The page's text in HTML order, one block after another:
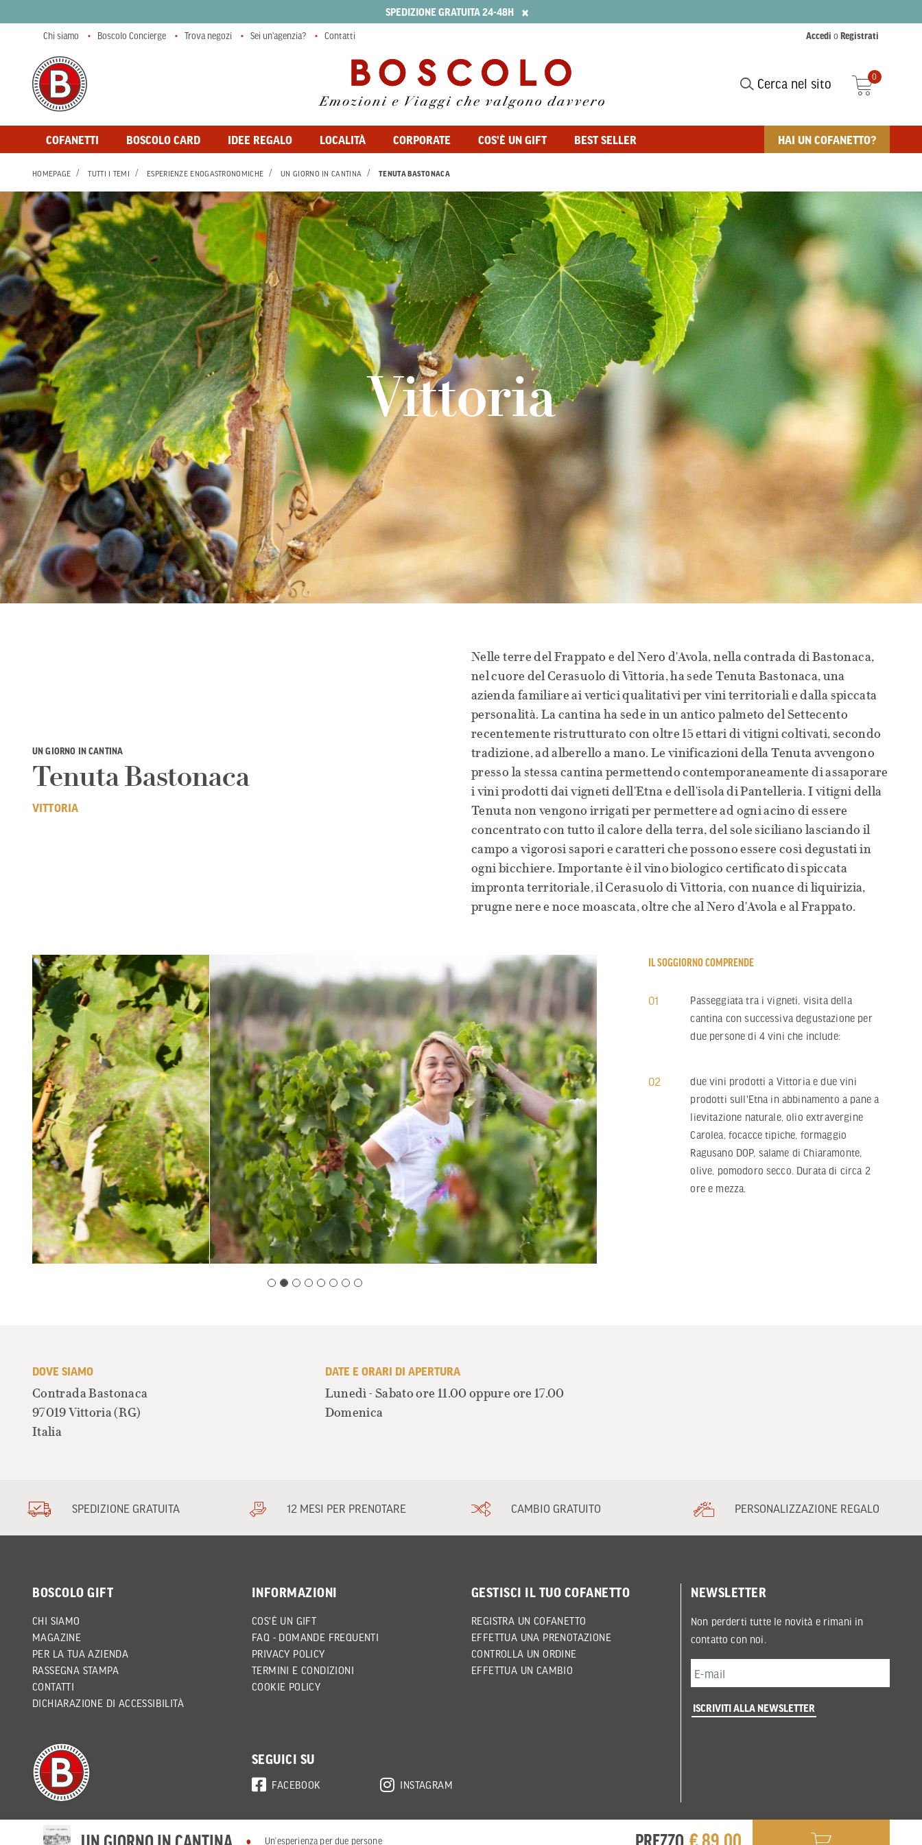
SPEDIZIONE GRATUITA 24-48H ×
Cerca nel sito
0
COFANETTI BOSCOLO CARD IDEE REGALO LOCALITÀ CORPORATE COS'È UN GIFT BEST SELLER HAI UN COFANETTO?
Chi siamo Boscolo Concierge Trova negozi Sei un'agenzia? Contatti Accedi o Registrati
HOMEPAGE TUTTI I TEMI ESPERIENZE ENOGASTRONOMICHE UN GIORNO IN CANTINA TENUTA BASTONACA
Vittoria
UN GIORNO IN CANTINA
Tenuta Bastonaca
VITTORIA
Nelle terre del Frappato e del Nero d'Avola, nella contrada di Bastonaca,
nel cuore del Cerasuolo di Vittoria, ha sede Tenuta Bastonaca, una
azienda familiare ai vertici qualitativi per vini territoriali e dalla spiccata
personalità. La cantina ha sede in un antico palmeto del Settecento
recentemente ristrutturato con oltre 15 ettari di vitigni coltivati, secondo
tradizione, ad alberello a mano. Le vinificazioni della Tenuta avvengono
presso la stessa cantina permettendo contemporaneamente di assaporare
i vini prodotti dai vigneti dell'Etna e dell'isola di Pantelleria. I vitigni della
Tenuta non vengono irrigati per permettere ad ogni acino di essere
concentrato con tutto il calore della terra, del sole siciliano lasciando il
campo a vigorosi sapori e caratteri che possono essere così degustati in
ogni bicchiere. Importante è il vino biologico certificato di spiccata
impronta territoriale, il Cerasuolo di Vittoria, con nuance di liquirizia,
prugne nere e noce moascata, oltre che al Nero d'Avola e al Frappato.
Previous
IL SOGGIORNO COMPRENDE
01
Passeggiata tra i vigneti, visita della
cantina con successiva degustazione per
due persone di 4 vini che include:
02
due vini prodotti a Vittoria e due vini
prodotti sull'Etna in abbinamento a pane a
lievitazione naturale, olio extravergine
Carolea, focacce tipiche, formaggio
Ragusano DOP, salame di Chiaramonte,
olive, pomodoro secco. Durata di circa 2
ore e mezza.
DOVE SIAMO
Contrada Bastonaca
97019 Vittoria(RG)
Italia
DATE E ORARI DI APERTURA
Lunedì - Sabato ore 11.00 oppure ore 17.00
Domenica
UN GIORNO IN CANTINA Un’esperienza per due persone PREZZO € 89,00
SPEDIZIONE GRATUITA 12 MESI PER PRENOTARE CAMBIO GRATUITO PERSONALIZZAZIONE REGALO
BOSCOLO GIFT
CHI SIAMO
MAGAZINE
PER LA TUA AZIENDA
RASSEGNA STAMPA
CONTATTI
DICHIARAZIONE DI ACCESSIBILITÀ
INFORMAZIONI
COS'È UN GIFT
FAQ - DOMANDE FREQUENTI
PRIVACY POLICY
TERMINI E CONDIZIONI
COOKIE POLICY
GESTISCI IL TUO COFANETTO
REGISTRA UN COFANETTO
EFFETTUA UNA PRENOTAZIONE
CONTROLLA UN ORDINE
EFFETTUA UN CAMBIO
SEGUICI SU
FACEBOOK INSTAGRAM
NEWSLETTER
Non perderti tutte le novità e rimani in
contatto con noi.
ISCRIVITI ALLA NEWSLETTER